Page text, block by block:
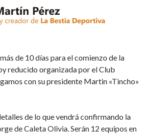
de 10 días para el comienzo de la
reducido organizada por el Club
con su presidente Martin «Tincho»
de lo que vendrá confirmando la
de Caleta Olivia. Serán 12 equipos en